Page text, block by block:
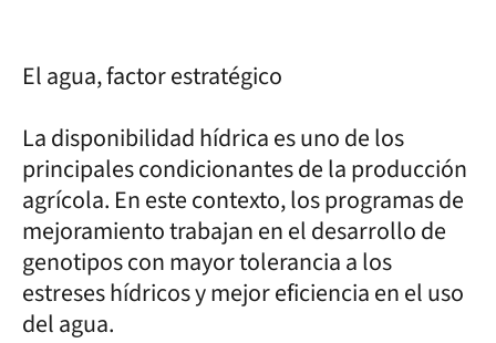
El agua, factor estratégico
La disponibilidad hídrica es uno de los
principales condicionantes de la producción
agrícola. En este contexto, los programas de
mejoramiento trabajan en el desarrollo de
genotipos con mayor tolerancia a los
estreses hídricos y mejor eficiencia en el uso
del agua.